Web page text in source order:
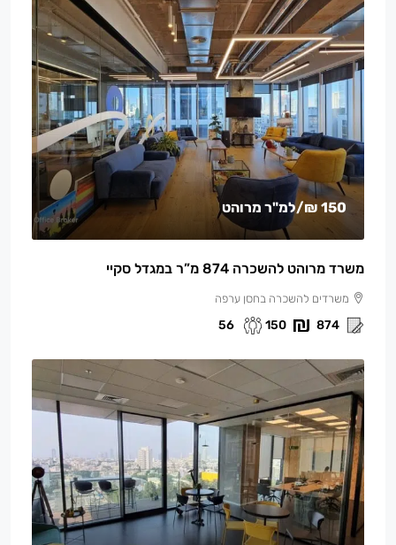
150 ₪ /למ"ר מרוהט
משרד מרוהט להשכרה 874 מ”ר במגדל סקיי
משרדים להשכרה בחסן ערפה
874
150
56